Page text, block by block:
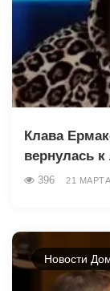
Клава
вернулась
396 21
Новости